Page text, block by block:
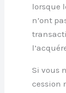
lorsque
n’ont
Si vous
cession